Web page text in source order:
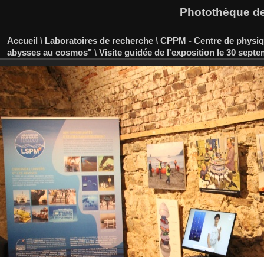
Photothèque
Accueil \ Laboratoires de recherche \ CPPM - Centre de
abysses au cosmos" \ Visite guidée de l'exposition le 30